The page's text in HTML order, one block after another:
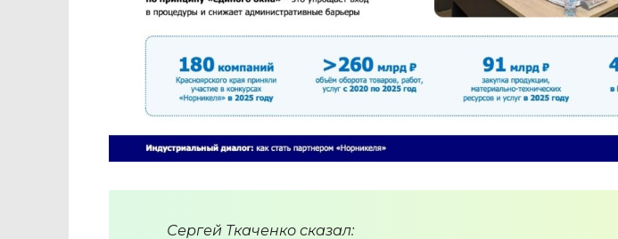
Сергей Ткаченко сказал: